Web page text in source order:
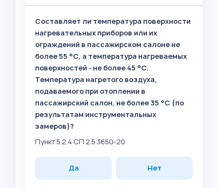
Составляет ли температура поверхности
нагревательных приборов или их
ограждений в пассажирском салоне не
более 55 °C, а температура нагреваемых
поверхностей - не более 45 °C.
Температура нагретого воздуха,
подаваемого при отоплении в
пассажирский салон, не более 35 °C (по
результатам инструментальных
замеров)?
Пункт 5.2.4 СП 2.5.3650-20.
Да Нет